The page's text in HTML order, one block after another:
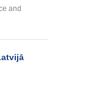
and